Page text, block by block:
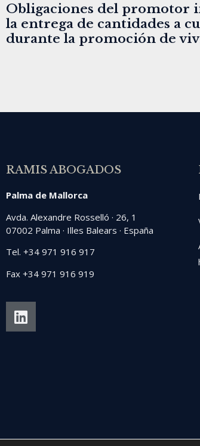
Obligaciones del promotor
la entrega de cantidades a
durante la promoción de
RAMIS ABOGADOS
Palma de Mallorca
Avda. Alexandre Rosselló · 26, 1
07002 Palma · Illes Balears · España
Tel. +34 971 916 917
Fax +34 971 916 919